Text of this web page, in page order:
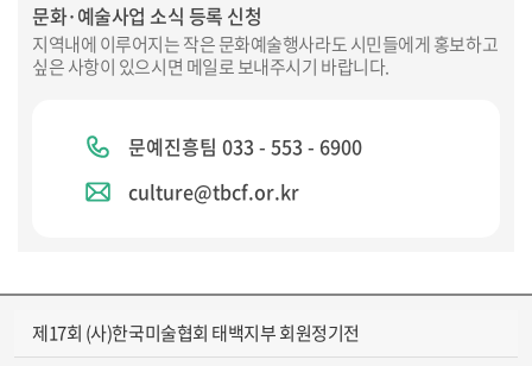
문화·예술사업 소식 등록 신청
지역내에 이루어지는 작은 문화예술행사라도 시민들에게 홍보하고
싶은 사항이 있으시면 메일로 보내주시기 바랍니다.
문예진흥팀 033 - 553 - 6900
culture@tbcf.or.kr
제17회 (사)한국미술협회 태백지부 회원정기전